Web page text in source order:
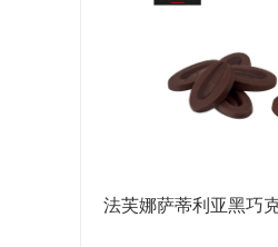
法芙娜萨蒂利亚黑巧克